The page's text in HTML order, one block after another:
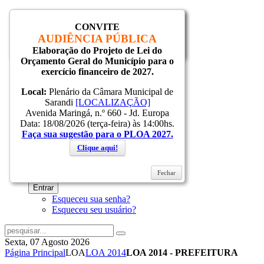
Inicial
Notícias
Serviços
Secretarias
Cidade
Ouvidoria
WebMail
...
Ajuda
Login
Entrar
Esqueceu sua senha?
Esqueceu seu usuário?
Sexta, 07 Agosto 2026
Página PrincipalLOALOA 2014LOA 2014 - PREFEITURA
Fechar
CONVITE
AUDIÊNCIA PÚBLICA
Elaboração do Projeto de Lei do
Orçamento Geral do Município para o
exercício financeiro de 2027.
Local: Plenário da Câmara Municipal de
Sarandi [LOCALIZAÇÃO]
Avenida Maringá, n.º 660 - Jd. Europa
Data: 18/08/2026 (terça-feira) às 14:00hs.
Faça sua sugestão para o PLOA 2027.
Clique aqui!
Fechar